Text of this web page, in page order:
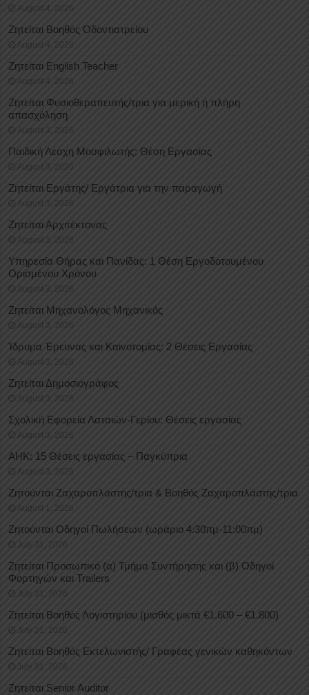
August 4, 2026
Ζητείται Βοηθός Οδοντιατρείου
August 4, 2026
Ζητείται English Teacher
August 4, 2026
Ζητείται Φυσιοθεραπευτής/τρια για μερική ή πλήρη
απασχόληση
August 3, 2026
Παιδική Λέσχη Μοσφιλωτής: Θέση Εργασίας
August 3, 2026
Ζητείται Εργάτης/ Εργάτρια για την παραγωγή
August 3, 2026
Ζητείται Αρχιτέκτονας
August 3, 2026
Υπηρεσία Θήρας και Πανίδας: 1 Θέση Eργοδοτουμένου
Oρισμένου Xρόνου
August 3, 2026
Ζητείται Μηχανολόγος Μηχανικός
August 3, 2026
Ίδρυμα Έρευνας και Καινοτομίας: 2 Θέσεις Εργασίας
August 3, 2026
Ζητείται Δημοσιογράφος
August 3, 2026
Σχολική Εφορεία Λατσιών-Γερίου: Θέσεις εργασίας
August 3, 2026
ΑΗΚ: 15 Θέσεις εργασίας – Παγκύπρια
August 3, 2026
Ζητούνται Ζαχαροπλάστης/τρια & Βοηθός Ζαχαροπλάστης/τρια
August 1, 2026
Ζητούνται Οδηγοί Πωλήσεων (ωράριο 4:30πμ-11:00πμ)
July 31, 2026
Ζητείται Προσωπικό (α) Τμήμα Συντήρησης και (β) Οδηγοί
Φορτηγών και Trailers
July 31, 2026
Ζητείται Βοηθός Λογιστηρίου (μισθός μικτά €1.600 – €1.800)
July 31, 2026
Ζητείται Βοηθός Εκτελωνιστής/ Γραφέας γενικών καθηκόντων
July 31, 2026
Ζητείται Senior Auditor